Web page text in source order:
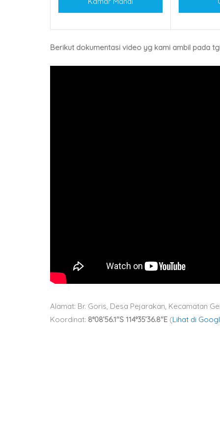
Berikut dokumentasi video yg kami ambil pada
Alamat: Br. Goris, Desa Pejarakan, Kecamatan
Koordinat: 8°08’56.1″S 114°35’36.8″E (Lihat di